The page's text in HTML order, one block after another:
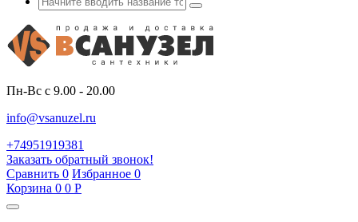
Пн-Вс с 9.00 - 20.00
info@vsanuzel.ru
+74951919381
Заказать обратный звонок!
Сравнить 0 Избранное 0
Корзина 0 0 Р